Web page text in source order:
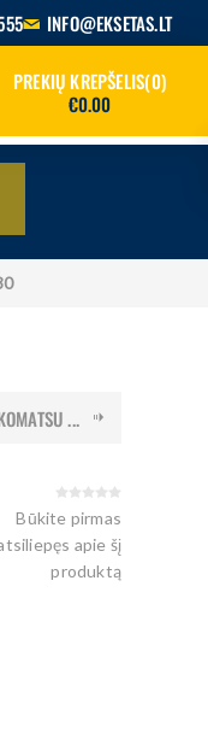
INFO@EKSETAS.LT
PREKIŲ KREPŠELIS 0
€0.00
...
Būkite pirmas
apie šį
produktą